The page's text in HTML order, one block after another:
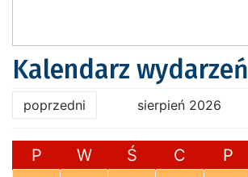
Kalendarz wydarzeń
poprzedni sierpień 2026
P W Ś C P